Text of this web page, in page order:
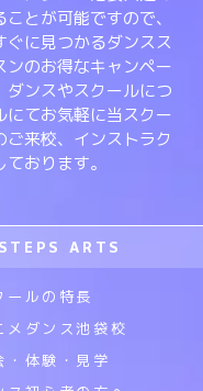
とが可能ですので、
に見つかるダンスス
のお得なキャンペー
ダンスやスクールにつ
にてお気軽に当スクー
来校、インストラク
おります。
ARTS
ールの特長
メダンス池袋校
・体験・見学